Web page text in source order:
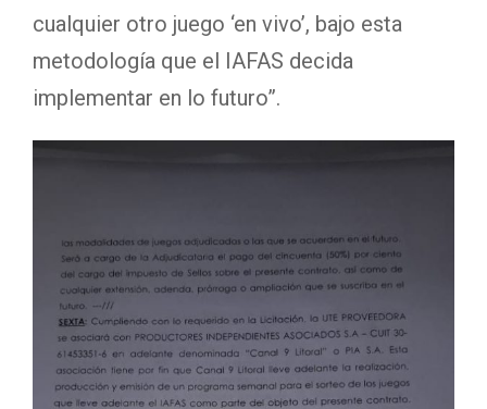
cualquier otro juego ‘en vivo’, bajo esta
metodología que el IAFAS decida
implementar en lo futuro”.